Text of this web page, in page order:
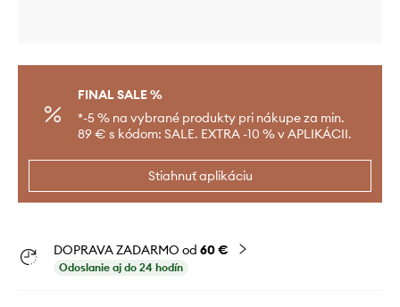
FINAL SALE %
*-5 % na vybrané produkty pri nákupe za min.
89 € s kódom: SALE. EXTRA -10 % v APLIKÁCII.
Stiahnuť aplikáciu
DOPRAVA ZADARMO od 60 €
Odoslanie aj do 24 hodín